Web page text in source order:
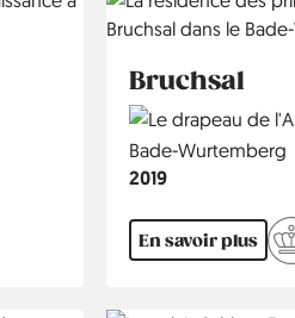
Bruchsal
Country
Région
Bade-Wurtemberg
Année
2019
En savoir plus